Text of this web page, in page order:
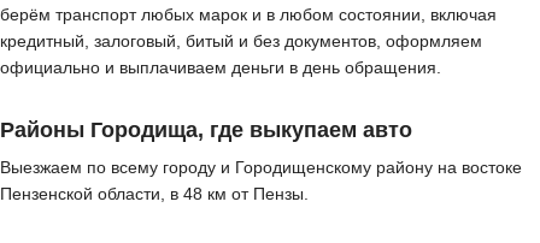
берём транспорт любых марок и в любом состоянии, включая
кредитный, залоговый, битый и без документов, оформляем
официально и выплачиваем деньги в день обращения.
Районы Городища, где выкупаем авто
Выезжаем по всему городу и Городищенскому району на востоке
Пензенской области, в 48 км от Пензы.